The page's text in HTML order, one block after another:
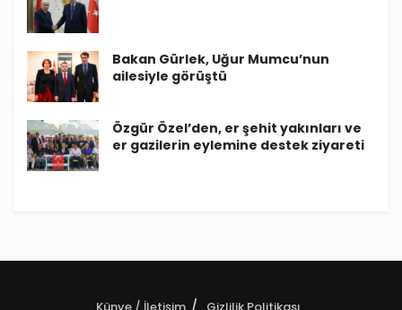
Bakan Gürlek, Uğur Mumcu’nun
ailesiyle görüştü
Özgür Özel’den, er şehit yakınları ve
er gazilerin eylemine destek ziyareti